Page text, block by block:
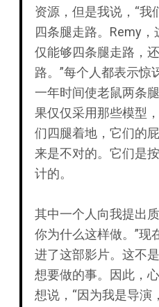
资源，但是我说，“我
四条腿走路。Remy
仅能够四条腿走路，
路。”每个人都表示惊
一年时间使老鼠两条
果仅仅采用那些模型
们四腿着地，它们的
来是不对的。它们是
计的。
其中一个人向我提出
你为什么这样做。”现
进了这部影片。这不
想要做的事。因此，
想说，“因为我是导演